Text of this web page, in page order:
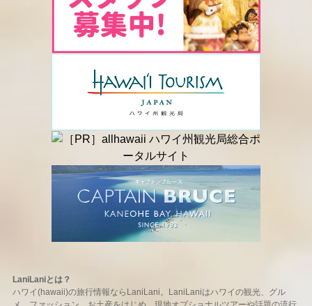
LaniLaniとは？
ハワイ(hawaii)の旅行情報ならLaniLani。LaniLaniはハワイの観光、グル